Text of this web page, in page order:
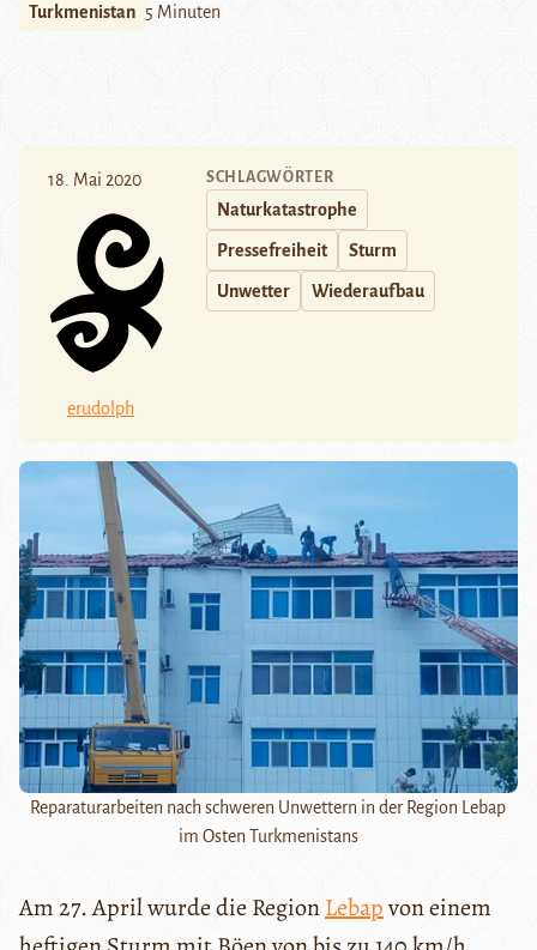
Turkmenistan 5 Minuten
18. Mai 2020
erudolph
SCHLAGWÖRTER
Naturkatastrophe
Pressefreiheit Sturm
Unwetter Wiederaufbau
Reparaturarbeiten nach schweren Unwettern in der Region Lebap
im Osten Turkmenistans
Am 27. April wurde die RegionLebapvon einem